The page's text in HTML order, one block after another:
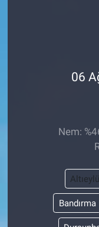
06
Nem:
Altıeylül
Bandırma
BİLİM VE
Şambayat